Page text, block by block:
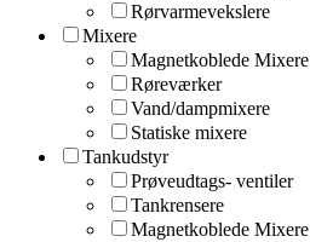
Rørvarmevekslere
Mixere
Magnetkoblede Mixere
Røreværker
Vand/dampmixere
Statiske mixere
Tankudstyr
Prøveudtags- ventiler
Tankrensere
Magnetkoblede Mixere